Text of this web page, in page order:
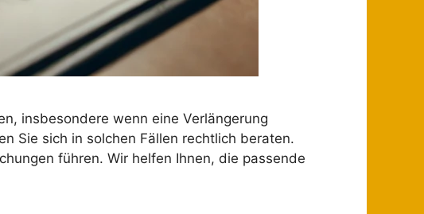
insbesondere wenn eine Verlängerung
Sie sich in solchen Fällen rechtlich beraten.
führen. Wir helfen Ihnen, die passende